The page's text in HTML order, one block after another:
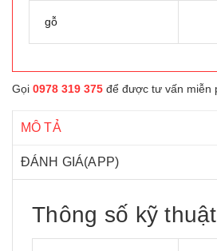
gỗ
Gọi 0978 319 375 để được tư vấn miễn
MÔ TẢ
ĐÁNH GIÁ(APP)
Thông số kỹ thuật